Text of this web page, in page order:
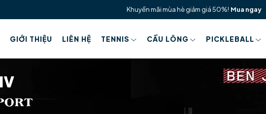
Khuyến mãi mùa hè giảm giá 50%! Mua ngay
GIỚI THIỆU LIÊN HỆ TENNIS CẦU LÔNG PICKLEBALL